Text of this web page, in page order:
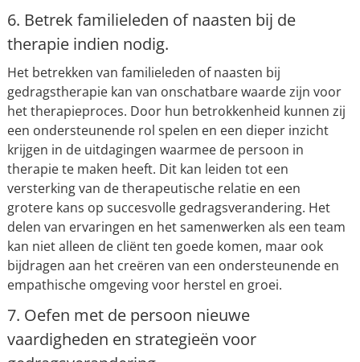
6. Betrek familieleden of naasten bij de
therapie indien nodig.
Het betrekken van familieleden of naasten bij
gedragstherapie kan van onschatbare waarde zijn voor
het therapieproces. Door hun betrokkenheid kunnen zij
een ondersteunende rol spelen en een dieper inzicht
krijgen in de uitdagingen waarmee de persoon in
therapie te maken heeft. Dit kan leiden tot een
versterking van de therapeutische relatie en een
grotere kans op succesvolle gedragsverandering. Het
delen van ervaringen en het samenwerken als een team
kan niet alleen de cliënt ten goede komen, maar ook
bijdragen aan het creëren van een ondersteunende en
empathische omgeving voor herstel en groei.
7. Oefen met de persoon nieuwe
vaardigheden en strategieën voor